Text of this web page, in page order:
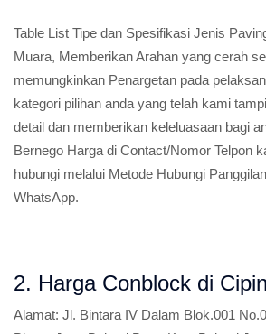
Table List Tipe dan Spesifikasi Jenis
Muara, Memberikan Arahan yang cerah
memungkinkan Penargetan pada
kategori pilihan anda yang telah kami
detail dan memberikan keleluasaan bagi
Bernego Harga di Contact/Nomor Telpon
hubungi melalui Metode Hubungi
WhatsApp.
2. Harga Conblock di
Alamat: Jl. Bintara IV Dalam Blok.001